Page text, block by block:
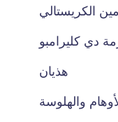
الكريستالي
دي كليرامبو
هذيان
والهلوسة